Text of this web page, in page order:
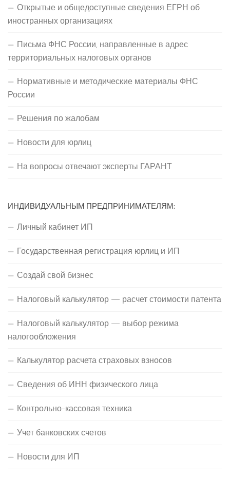
Открытые и общедоступные сведения ЕГРН об
иностранных организациях
Письма ФНС России, направленные в адрес
территориальных налоговых органов
Нормативные и методические материалы ФНС
России
Решения по жалобам
Новости для юрлиц
На вопросы отвечают эксперты ГАРАНТ
ИНДИВИДУАЛЬНЫМ ПРЕДПРИНИМАТЕЛЯМ:
Личный кабинет ИП
Государственная регистрация юрлиц и ИП
Создай свой бизнес
Налоговый калькулятор — расчет стоимости патента
Налоговый калькулятор — выбор режима
налогообложения
Калькулятор расчета страховых взносов
Сведения об ИНН физического лица
Контрольно-кассовая техника
Учет банковских счетов
Новости для ИП